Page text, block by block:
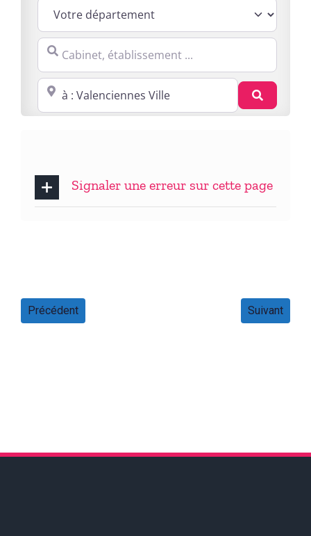
Cabinet, établissement ...
Proche de : ville, cp, lieu ...
Signaler une erreur sur cette page
Précédent Suivant